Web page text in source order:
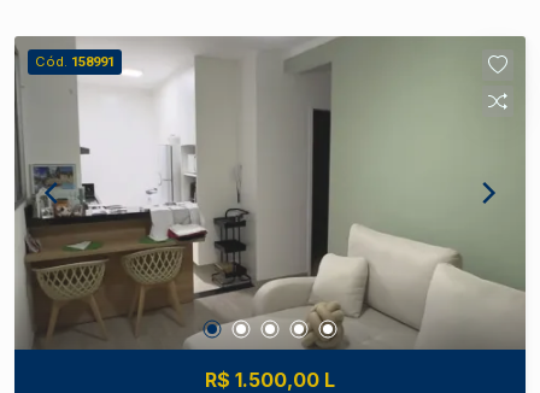
Cód. 158991
R$ 1.500,00 L